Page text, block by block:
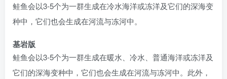
鲑鱼会以3-5个为一群生成在冷水海洋或冻洋及它们的深海变
种中，它们也会生成在河流与冻河中。
基岩版
鲑鱼会以3-5个为一群生成在暖水、冷水、普通海洋或冻洋及
它们的深海变种中，它们也会生成在河流与冻河中。此外，